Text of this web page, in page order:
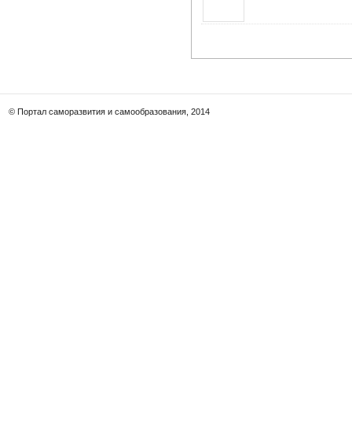
© Портал саморазвития и самообразования, 2014